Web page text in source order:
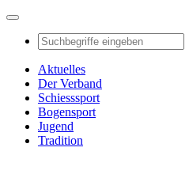
Aktuelles
Der Verband
Schiesssport
Bogensport
Jugend
Tradition